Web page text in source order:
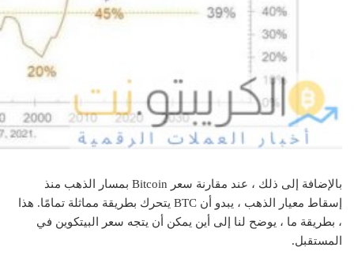
بالإضافة إلى ذلك ، عند مقارنة سعر Bitcoin بمسار الذهب منذ
إسقاط معيار الذهب ، يبدو أن BTC يتحرك بطريقة مماثلة تمامًا. هذا
، بطريقة ما ، يوضح لنا إلى أين يمكن أن يتجه سعر البيتكوين في
المستقبل.